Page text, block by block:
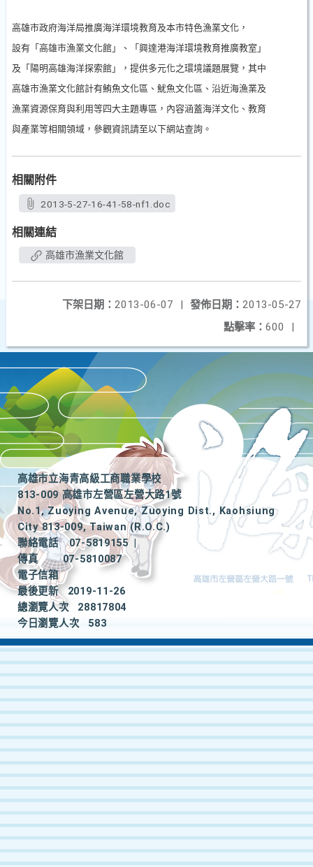
高雄市政府海洋局推廣海洋環境教育及本市特色漁業文化，
設有「高雄市漁業文化館」、「興達港海洋環境教育推廣教室」
及「陽明高雄海洋探索館」，提供多元化之環境議題展覽，其中
高雄市漁業文化館計有鮪魚文化區、魷魚文化區、沿近海漁業及
漁業資源保育與利用等四大主題專區，內容涵蓋海洋文化、教育
與產業等相關領域， 參觀資訊請至以下網站查詢。
相關附件
2013-5-27-16-41-58-nf1.doc
相關連結
高雄市漁業文化館
發佈日期： 2013-05-27
下架日期： 2013-06-07
|
點擊率： 600 |
高雄市立海青高級工商職業學校
813-009 高雄市左營區左營大路1號
No.1, Zuoying Avenue, Zuoying Dist., Kaohsiung
City 813-009, Taiwan (R.O.C.)
聯絡電話
07-5819155
|
傳真
07-5810087
電子信箱
最後更新
2019-11-26
總瀏覽人次
28817804
今日瀏覽人次
583